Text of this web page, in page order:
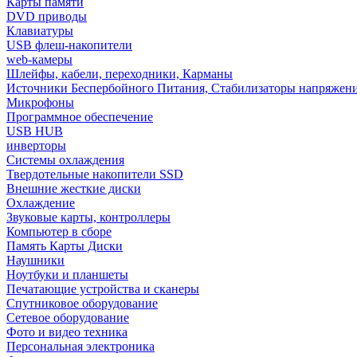
DVD приводы
Клавиатуры
USB флеш-накопители
web-камеры
Шлейфы, кабели, переходники, Карманы
Источники Беспербойного Питания, Стабилизаторы
Микрофоны
Программное обеспечение
USB HUB
инверторы
Системы охлаждения
Твердотельные накопители SSD
Внешние жесткие диски
Охлаждение
Звуковые карты, контроллеры
Компьютер в сборе
Память Карты Диски
Наушники
Ноутбуки и планшеты
Печатающие устройства и сканеры
Спутниковое оборудование
Сетевое оборудование
Фото и видео техника
Персональная электроника